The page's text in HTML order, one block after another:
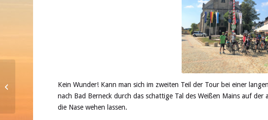
Kein Wunder! Kann man sich im zweiten Teil der Tour bei einer
nach Bad Berneck durch das schattige Tal des Weißen Mains auf
die Nase wehen lassen.
MTB Trainerlehrgang C